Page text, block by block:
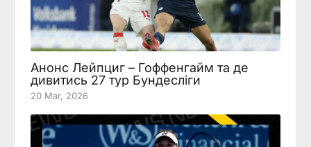
Анонс Лейпциг – Гоффенгайм та де
дивитись 27 тур Бундесліги
20 Mar, 2026